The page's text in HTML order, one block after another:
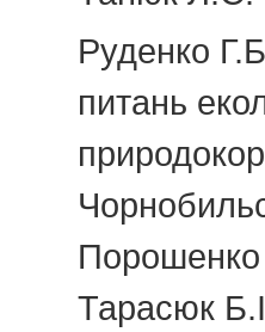
Руденко
питань
Порошенко
Тарасюк